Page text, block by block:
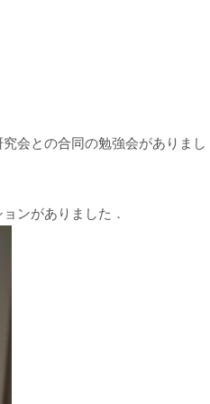
会との合同の勉強会がありまし
ンがありました．